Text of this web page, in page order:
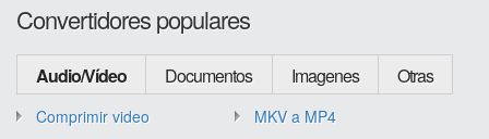
Convertidores populares
Audio/Vídeo Documentos Imagenes Otras
Comprimir video
MKV a MP4